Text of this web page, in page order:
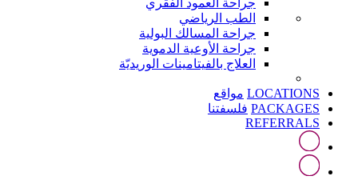
الطب الرياضي
جراحة المسالك البولية
جراحة الأوعية الدموية
العلاج بالفيتامينات الوريديّة
LOCATIONS مواقع
PACKAGES فلسفتنا
REFERRALS